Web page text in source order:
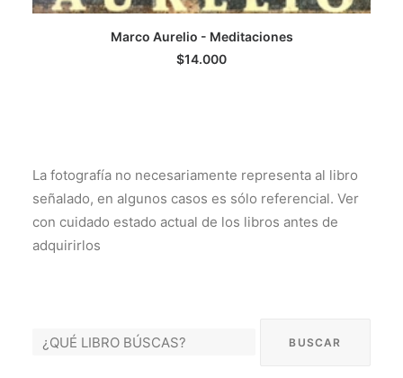
AGREGAR AL CARRITO
Marco Aurelio - Meditaciones
$14.000
La fotografía no necesariamente representa al libro
señalado, en algunos casos es sólo referencial. Ver
con cuidado estado actual de los libros antes de
adquirirlos